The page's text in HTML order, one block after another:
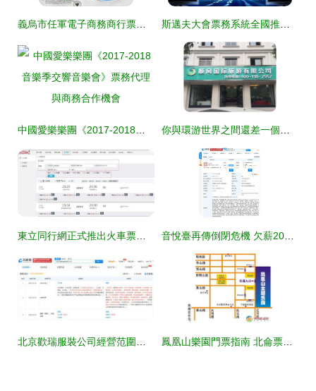
義烏市任軍電子商務商行票務代理服務介紹 斯邁夫大會票務系統全國推廣加速，韻動株洲正式簽約區域代理商
中國愛樂樂團《2017-2018音樂季交響音樂會》票務代理與商務合作機會 你與環游世界之間還差一個她——票務代理的故事
東立同行網正式推出火車票業務 創新票務代理服務新體驗 音悅臺再傳倒閉危機 欠薪20萬成常態，票務代理糾紛不斷
北京歡瑞服裝公司經營范圍調整 新增票務代理與商務咨詢服務 鳳凰山樂園門票指南 北侖票務代理推薦彩虹戶外商務咨詢